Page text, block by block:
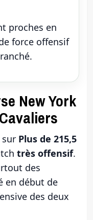
proches en
force offensif
New York
Plus de 215,5
très offensif.
des
en début de
des deux